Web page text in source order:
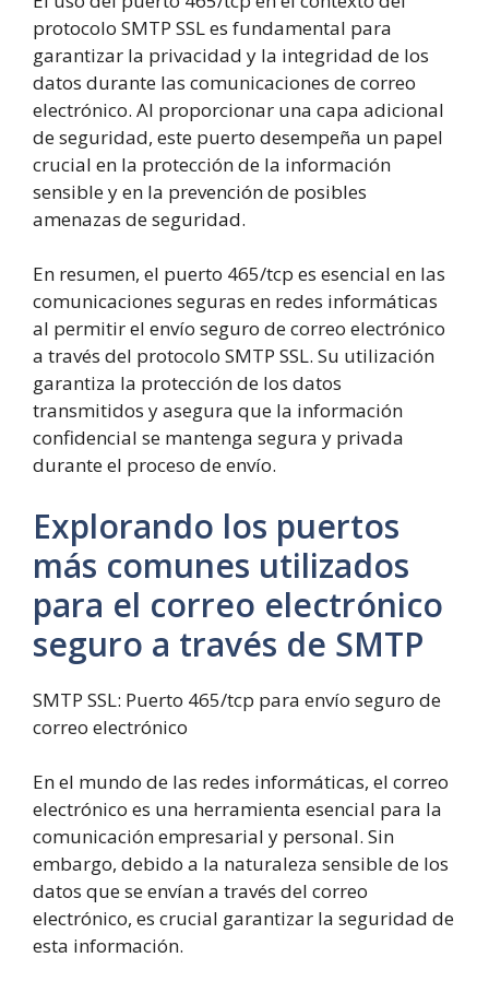
protocolo SMTP SSL es fundamental para
garantizar la privacidad y la integridad de los
datos durante las comunicaciones de correo
electrónico. Al proporcionar una capa adicional
de seguridad, este puerto desempeña un papel
crucial en la protección de la información
sensible y en la prevención de posibles
amenazas de seguridad.
En resumen, el puerto 465/tcp es esencial en las
comunicaciones seguras en redes informáticas
al permitir el envío seguro de correo electrónico
a través del protocolo SMTP SSL. Su utilización
garantiza la protección de los datos
transmitidos y asegura que la información
confidencial se mantenga segura y privada
durante el proceso de envío.
Explorando los puertos
más comunes utilizados
para el correo electrónico
seguro a través de SMTP
SMTP SSL: Puerto 465/tcp para envío seguro de
correo electrónico
En el mundo de las redes informáticas, el correo
electrónico es una herramienta esencial para la
comunicación empresarial y personal. Sin
embargo, debido a la naturaleza sensible de los
datos que se envían a través del correo
electrónico, es crucial garantizar la seguridad de
esta información.